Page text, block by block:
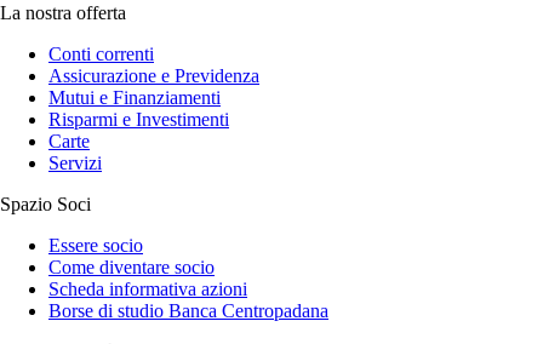
La nostra offerta
Conti correnti
Assicurazione e Previdenza
Mutui e Finanziamenti
Risparmi e Investimenti
Carte
Servizi
Spazio Soci
Essere socio
Come diventare socio
Scheda informativa azioni
Borse di studio Banca Centropadana